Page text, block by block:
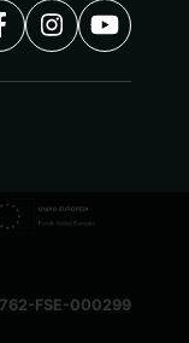
FSE-000299